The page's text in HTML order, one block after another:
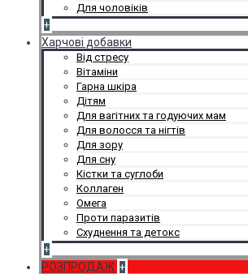
Для чоловіків
+
Харчові добавки
Від стресу
Вітаміни
Гарна шкіра
Дітям
Для вагітних та годуючих мам
Для волосся та нігтів
Для зору
Для сну
Кістки та суглоби
Коллаген
Омега
Проти паразитів
Схуднення та детокс
+
РОЗПРОДАЖ +